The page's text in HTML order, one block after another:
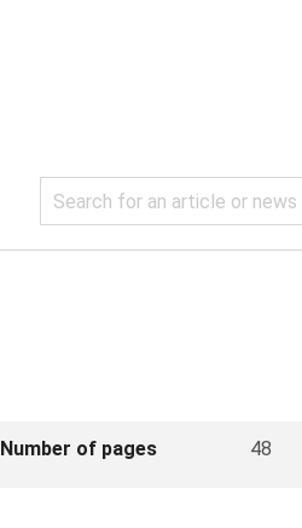
Number of pages 48